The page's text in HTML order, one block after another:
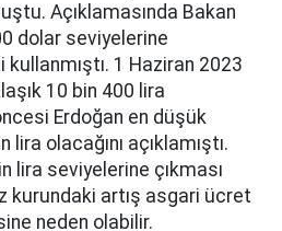
Açıklamasında Bakan
dolar seviyelerine
kullanmıştı. 1 Haziran 2023
10 bin 400 lira
Erdoğan en düşük
lira olacağını açıklamıştı.
lira seviyelerine çıkması
kurundaki artış asgari ücret
neden olabilir.